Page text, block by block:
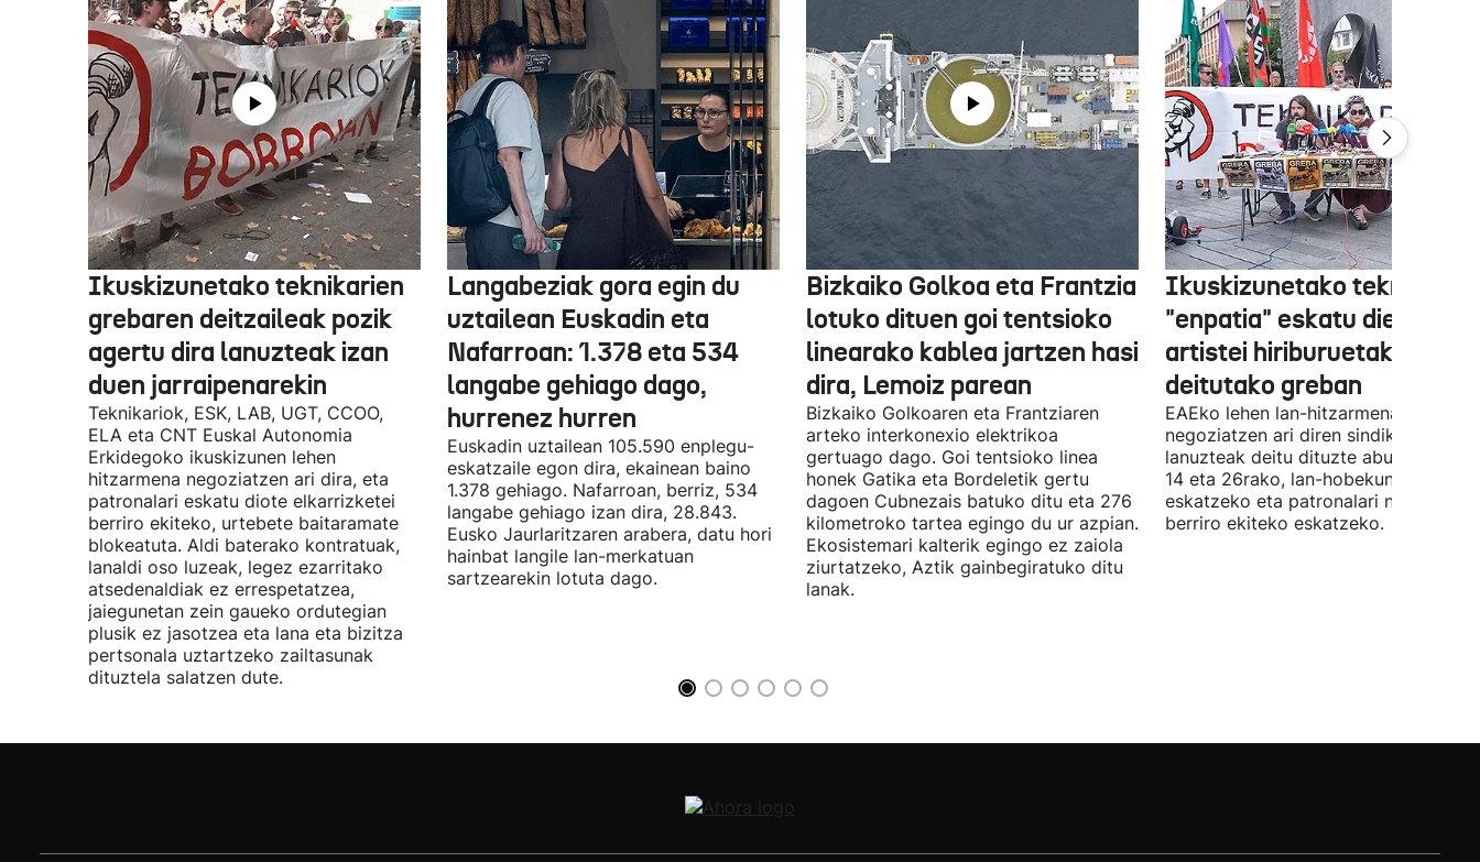
Ikuskizunetako teknikarien
grebaren deitzaileak pozik
agertu dira lanuzteak izan
duen jarraipenarekin
Teknikariok, ESK, LAB, UGT, CCOO,
ELA eta CNT Euskal Autonomia
Erkidegoko ikuskizunen lehen
hitzarmena negoziatzen ari dira, eta
patronalari eskatu diote elkarrizketei
berriro ekiteko, urtebete baitaramate
blokeatuta. Aldi baterako kontratuak,
lanaldi oso luzeak, legez ezarritako
atsedenaldiak ez errespetatzea,
jaiegunetan zein gaueko ordutegian
plusik ez jasotzea eta lana eta bizitza
pertsonala uztartzeko zailtasunak
dituztela salatzen dute.
Langabeziak gora egin du
uztailean Euskadin eta
Nafarroan: 1.378 eta 534
langabe gehiago dago,
hurrenez hurren
Euskadin uztailean 105.590 enplegu-
eskatzaile egon dira, ekainean baino
1.378 gehiago. Nafarroan, berriz, 534
langabe gehiago izan dira, 28.843.
Eusko Jaurlaritzaren arabera, datu hori
hainbat langile lan-merkatuan
sartzearekin lotuta dago.
Bizkaiko Golkoa eta Frantzia
lotuko dituen goi tentsioko
linearako kablea jartzen hasi
dira, Lemoiz parean
Bizkaiko Golkoaren eta Frantziaren
arteko interkonexio elektrikoa
gertuago dago. Goi tentsioko linea
honek Gatika eta Bordeletik gertu
dagoen Cubnezais batuko ditu eta 276
kilometroko tartea egingo du ur azpian.
Ekosistemari kalterik egingo ez zaiola
ziurtatzeko, Aztik gainbegiratuko ditu
lanak.
Ikuskizunetako teknikariek
"enpatia" eskatu diete
artistei hiriburuetako
deitutako greban
EAEko lehen lan-hitzarmena
negoziatzen ari diren sindikatuek
lanuzteak deitu dituzte abuztuaren 5,
14 eta 26rako, lan-hobekuntzak
eskatzeko eta patronalari
berriro ekiteko eskatzeko.